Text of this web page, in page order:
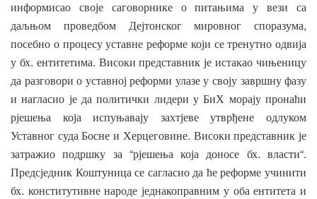
информисао
своје саговорнике о питањима у вези
са
даљњом
проведбом Дејтонског мировног споразума,
посебно о процесу уставне реформе који се тренутно одвија
у бх. ентитетима. Високи представник је истакао чињеницу
да разговори о уставној реформи улазе у своју завршну фазу
и нагласио је да политички лидери у БиХ морају пронаћи
рјешења
која испуњавају захтјеве утврђене
одлуком
Уставног суда Босне и Херцеговине. Високи представник је
затражио
подршку за “рјешења која доносе бх.власти“.
Предсједник Коштуница се сагласио да ће реформе учинити
бх. конститутивне народе једнакоправним у оба ентитета и